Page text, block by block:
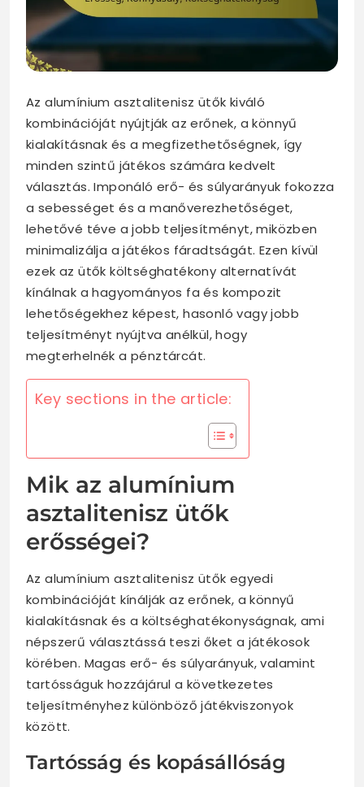
Az alumínium asztalitenisz ütők kiváló
kombinációját nyújtják az erőnek, a könnyű
kialakításnak és a megfizethetőségnek, így
minden szintű játékos számára kedvelt
választás. Imponáló erő- és súlyarányuk fokozza
a sebességet és a manőverezhetőséget,
lehetővé téve a jobb teljesítményt, miközben
minimalizálja a játékos fáradtságát. Ezen kívül
ezek az ütők költséghatékony alternatívát
kínálnak a hagyományos fa és kompozit
lehetőségekhez képest, hasonló vagy jobb
teljesítményt nyújtva anélkül, hogy
megterhelnék a pénztárcát.
Key sections in the article:
Mik az alumínium
asztalitenisz ütők
erősségei?
Az alumínium asztalitenisz ütők egyedi
kombinációját kínálják az erőnek, a könnyű
kialakításnak és a költséghatékonyságnak, ami
népszerű választássá teszi őket a játékosok
körében. Magas erő- és súlyarányuk, valamint
tartósságuk hozzájárul a következetes
teljesítményhez különböző játékviszonyok
között.
Tartósság és kopásállóság